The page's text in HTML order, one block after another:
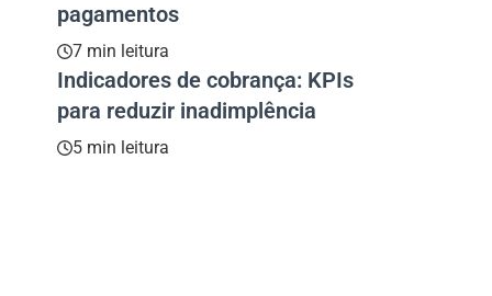
pagamentos
7 min leitura
Indicadores de cobrança: KPIs
para reduzir inadimplência
5 min leitura